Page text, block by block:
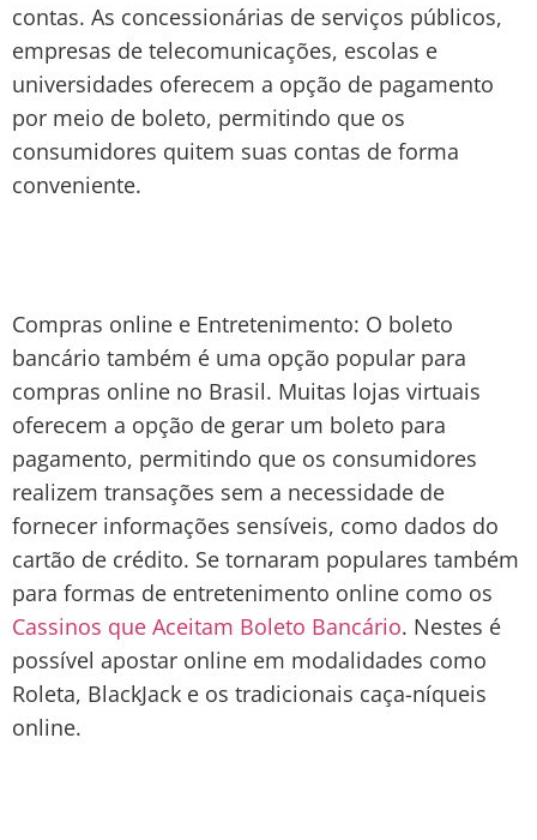
contas. As concessionárias de serviços públicos,
empresas de telecomunicações, escolas e
universidades oferecem a opção de pagamento
por meio de boleto, permitindo que os
consumidores quitem suas contas de forma
conveniente.
Compras online e Entretenimento: O boleto
bancário também é uma opção popular para
compras online no Brasil. Muitas lojas virtuais
oferecem a opção de gerar um boleto para
pagamento, permitindo que os consumidores
realizem transações sem a necessidade de
fornecer informações sensíveis, como dados do
cartão de crédito. Se tornaram populares também
para formas de entretenimento online como os
Cassinos que Aceitam Boleto Bancário. Nestes é
possível apostar online em modalidades como
Roleta, BlackJack e os tradicionais caça-níqueis
online.